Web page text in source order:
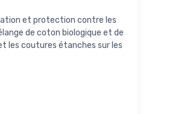
et protection contre les
de coton biologique et de
les coutures étanches sur les